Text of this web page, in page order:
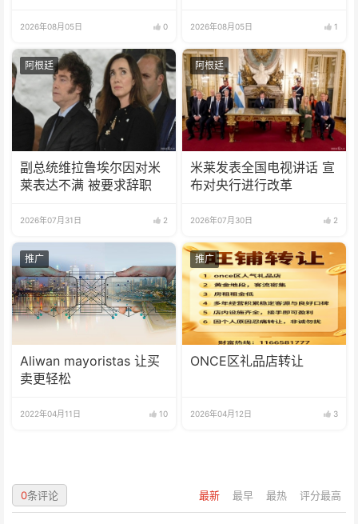
2026年08月05日 0 2026年08月05日 1
阿根廷
副总统维拉鲁埃尔因对米
莱表达不满 被要求辞职
2026年07月31日 2
阿根廷
米莱发表全国电视讲话 宣
布对央行进行改革
2026年07月30日 2
推广
Aliwan mayoristas 让买
卖更轻松
2022年04月11日 10
推广
ONCE区礼品店转让
2026年04月12日 3
最新 最早 最热 评分最高
0条评论